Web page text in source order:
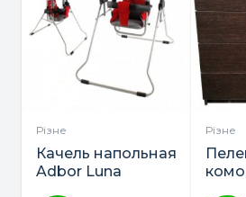
Різне
Качель напольная
Adbor Luna
Різне